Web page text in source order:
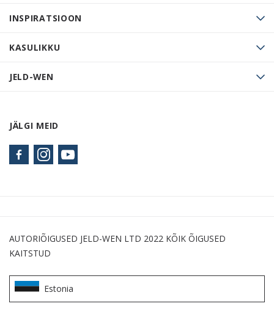
INSPIRATSIOON
KASULIKKU
JELD-WEN
JÄLGI MEID
AUTORIÕIGUSED JELD-WEN LTD 2022 KÕIK ÕIGUSED
KAITSTUD
Estonia